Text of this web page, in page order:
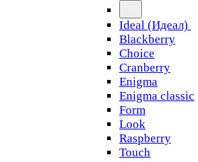
Ideal (Идеал)
Blackberry
Choice
Cranberry
Enigma
Enigma classic
Form
Look
Raspberry
Touch